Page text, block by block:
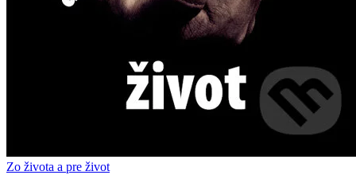
Zo života a pre život